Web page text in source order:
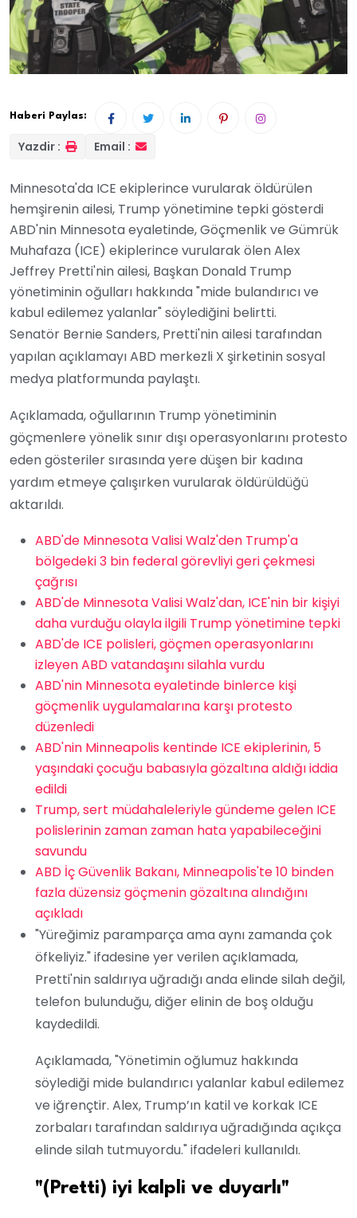
Haberi Paylas:
Yazdir : Email :
Minnesota'da ICE ekiplerince vurularak öldürülen
hemşirenin ailesi, Trump yönetimine tepki gösterdi
ABD'nin Minnesota eyaletinde, Göçmenlik ve Gümrük
Muhafaza (ICE) ekiplerince vurularak ölen Alex
Jeffrey Pretti'nin ailesi, Başkan Donald Trump
yönetiminin oğulları hakkında "mide bulandırıcı ve
kabul edilemez yalanlar" söylediğini belirtti.
Senatör Bernie Sanders, Pretti'nin ailesi tarafından
yapılan açıklamayı ABD merkezli X şirketinin sosyal
medya platformunda paylaştı.
Açıklamada, oğullarının Trump yönetiminin
göçmenlere yönelik sınır dışı operasyonlarını protesto
eden gösteriler sırasında yere düşen bir kadına
yardım etmeye çalışırken vurularak öldürüldüğü
aktarıldı.
ABD'de Minnesota Valisi Walz'den Trump'a
bölgedeki 3 bin federal görevliyi geri çekmesi
çağrısı
ABD'de Minnesota Valisi Walz'dan, ICE'nin bir kişiyi
daha vurduğu olayla ilgili Trump yönetimine tepki
ABD'de ICE polisleri, göçmen operasyonlarını
izleyen ABD vatandaşını silahla vurdu
ABD'nin Minnesota eyaletinde binlerce kişi
göçmenlik uygulamalarına karşı protesto
düzenledi
ABD'nin Minneapolis kentinde ICE ekiplerinin, 5
yaşındaki çocuğu babasıyla gözaltına aldığı iddia
edildi
Trump, sert müdahaleleriyle gündeme gelen ICE
polislerinin zaman zaman hata yapabileceğini
savundu
ABD İç Güvenlik Bakanı, Minneapolis'te 10 binden
fazla düzensiz göçmenin gözaltına alındığını
açıkladı
"Yüreğimiz paramparça ama aynı zamanda çok
öfkeliyiz." ifadesine yer verilen açıklamada,
Pretti'nin saldırıya uğradığı anda elinde silah değil,
telefon bulunduğu, diğer elinin de boş olduğu
kaydedildi.
Açıklamada, "Yönetimin oğlumuz hakkında
söylediği mide bulandırıcı yalanlar kabul edilemez
ve iğrençtir. Alex, Trump’ın katil ve korkak ICE
zorbaları tarafından saldırıya uğradığında açıkça
elinde silah tutmuyordu." ifadeleri kullanıldı.
"(Pretti) iyi kalpli ve duyarlı"